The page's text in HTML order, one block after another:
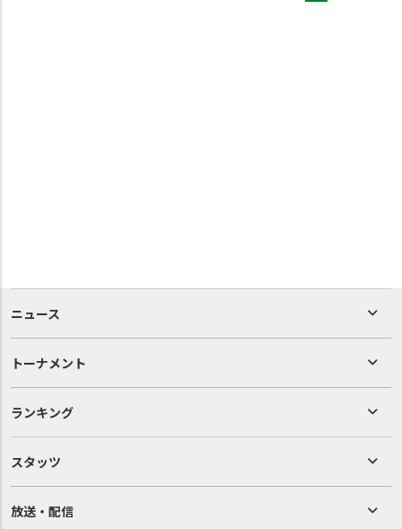
ニュース
トーナメント
ランキング
スタッツ
放送・配信